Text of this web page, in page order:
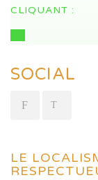
CLIQUANT :
SOCIAL
LE